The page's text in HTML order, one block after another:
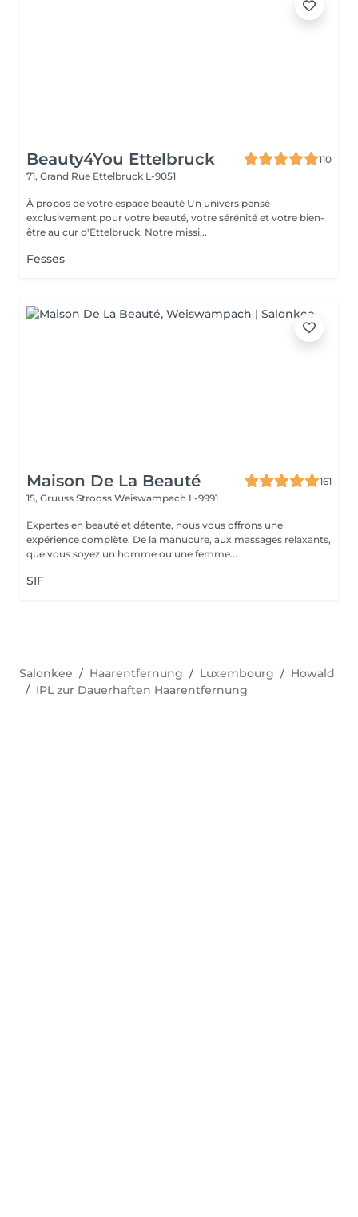
Beauty4You Ettelbruck
110
71, Grand Rue Ettelbruck L-9051
À propos de votre espace beauté Un univers pensé
exclusivement pour votre beauté, votre sérénité et votre bien-
être au cur d'Ettelbruck. Notre missi...
Fesses
Maison De La Beauté
161
15, Gruuss Strooss Weiswampach L-9991
Expertes en beauté et détente, nous vous offrons une
expérience complète. De la manucure, aux massages relaxants,
que vous soyez un homme ou une femme...
SIF
Salonkee Haarentfernung Luxembourg
Howald
IPL zur Dauerhaften Haarentfernung